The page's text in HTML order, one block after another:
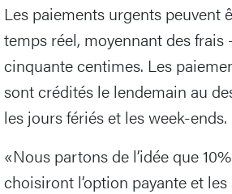
Les paiements urgents peuvent
temps réel, moyennant des frais
cinquante centimes. Les
sont crédités le lendemain au
les jours fériés et les week-ends.
«Nous partons de l’idée que
choisiront l’option payante et les